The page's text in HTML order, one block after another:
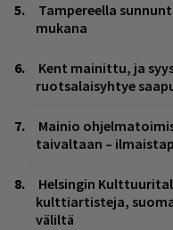
Tampereella
mukana
Kent mainittu, ja
ruotsalaisyhtye
Mainio
taivaltaan –
Helsingin
kulttiartisteja,
väliltä